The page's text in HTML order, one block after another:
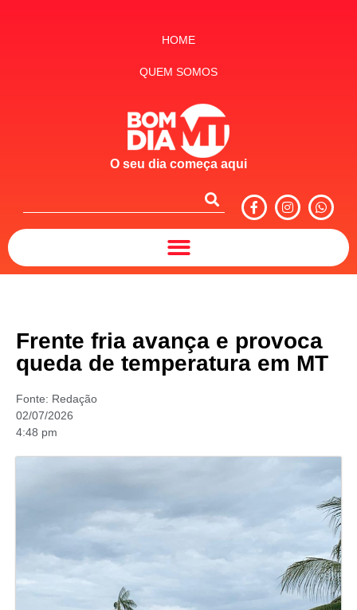
HOME
QUEM SOMOS
O seu dia começa aqui
Frente fria avança e provoca
queda de temperatura em MT
Fonte: Redação
02/07/2026
4:48 pm